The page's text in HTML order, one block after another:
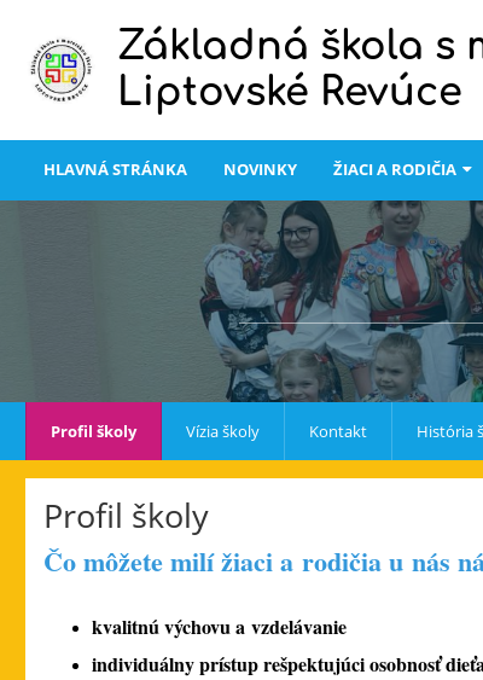
Základná škola s
Liptovské Revúce
HLAVNÁ STRÁNKA NOVINKY ŽIACI A RODIČIA
Profil školy Vízia školy Kontakt História
Profil školy
Čo môžete milí žiaci a rodičia u nás
kvalitnú výchovu a vzdelávanie
individuálny prístup rešpektujúci osobnosť